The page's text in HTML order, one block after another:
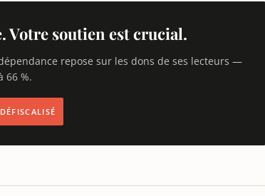
Votre soutien est crucial.
repose sur les dons de ses lecteurs —
66 %.